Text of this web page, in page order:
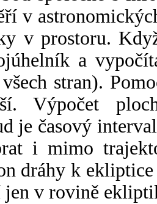
v
v prostoru.
a
stran).
Výpočet
je časový
i mimo
dráhy k
jen v rovině